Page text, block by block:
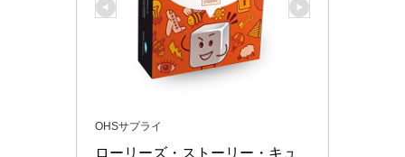
OHSサプライ
ローリーズ・ストーリー・キュ